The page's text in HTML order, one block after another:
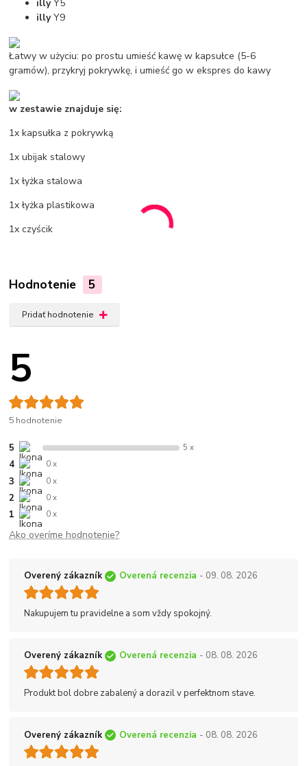
illyY5
illyY9
Łatwy w użyciu: po prostu umieść kawę w kapsułce (5-6
gramów), przykryj pokrywkę, i umieść go w ekspres do kawy
w zestawie znajduje się:
1x kapsułka z pokrywką
1x ubijak stalowy
1x łyżka stalowa
1x łyżka plastikowa
1x czyścik
Hodnotenie 5
Pridať hodnotenie
5
5 hodnotenie
5 5 x
4 0 x
3 0 x
2 0 x
1 0 x
Ako overíme hodnotenie?
Overený zákazník Overená recenzia - 09. 08. 2026
Nakupujem tu pravidelne a som vždy spokojný.
Overený zákazník Overená recenzia - 08. 08. 2026
Produkt bol dobre zabalený a dorazil v perfektnom stave.
Overený zákazník Overená recenzia - 08. 08. 2026